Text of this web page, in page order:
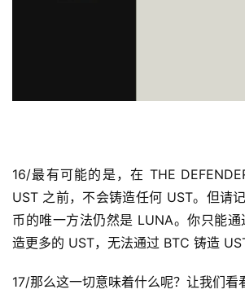
16/最有可能的是，在 THE
UST 之前，不会铸造任何 UST。但请
币的唯一方法仍然是 LUNA。你只能通
造更多的 UST，无法通过 BTC 铸造
17/那么这一切意味着什么呢？让我们看